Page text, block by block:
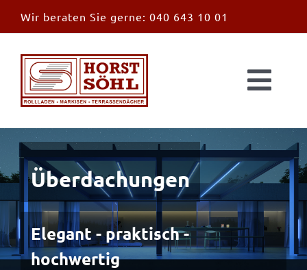
Inhalt
Wir beraten Sie gerne: 040 643 10 01
News
Markisen
Überdachungen
Überdachungen
Elegant - praktisch -
hochwertig